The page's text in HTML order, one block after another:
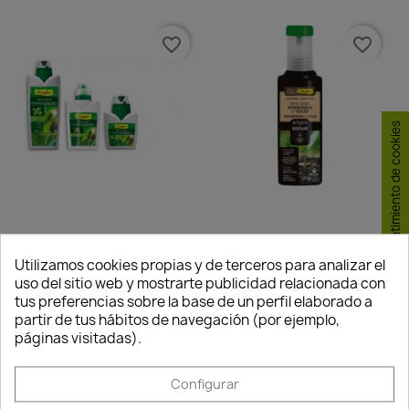
Abono Líquido Plantas
Verdes
8,00 €
Disponible
favorite_border
Fertilizante Regenerador
24,18 €
Disponible
favorite_border
favorite_border favorite_border
Utilizamos cookies propias y de terceros para analizar el
uso del sitio web y mostrarte publicidad relacionada con
tus preferencias sobre la base de un perfil elaborado a
partir de tus hábitos de navegación (por ejemplo,
páginas visitadas).
Configurar
Consentimiento de cookies